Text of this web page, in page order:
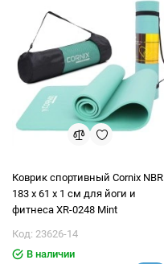
Коврик спортивный Cornix NBR
183 x 61 x 1 cм для йоги и
фитнеса XR-0248 Mint
Код: 23626-14
В наличии